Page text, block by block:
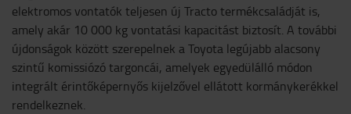
elektromos vontatók teljesen új Tracto termékcsaládját is,
amely akár 10 000 kg vontatási kapacitást biztosít. A további
újdonságok között szerepelnek a Toyota legújabb alacsony
szintű komissiózó targoncái, amelyek egyedülálló módon
integrált érintőképernyős kijelzővel ellátott kormánykerékkel
rendelkeznek.